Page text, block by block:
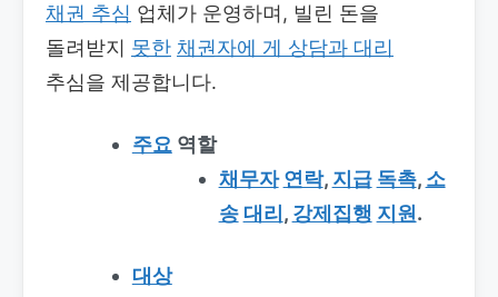
채권 추심 업체가 운영하며, 빌린 돈을
돌려받지 못한 채권자에 게 상담과 대리
추심을 제공합니다.
주요 역할
채무자 연락, 지급 독촉, 소
송 대리 , 강제집행 지원 .
대상